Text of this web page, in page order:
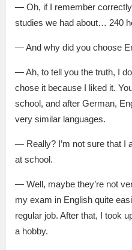
— Oh, if I remember
studies we had about… 240
— And why did you choose
— Ah, to tell you the truth, I
chose it because I liked it.
school, and after German,
very similar languages.
— Really? I’m not sure that I
at school.
— Well, maybe they’re not
my exam in English quite
regular job. After that, I took
a hobby.